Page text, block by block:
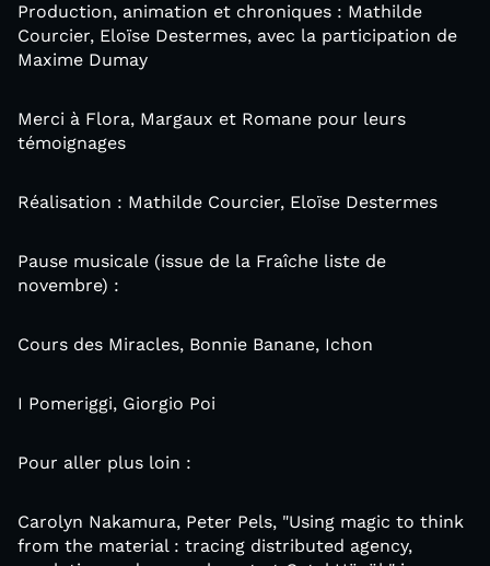
Production, animation et chroniques : Mathilde
Courcier, Eloïse Destermes, avec la participation de
Maxime Dumay
Merci à Flora, Margaux et Romane pour leurs
témoignages
Réalisation : Mathilde Courcier, Eloïse Destermes
Pause musicale (issue de la Fraîche liste de
novembre) :
Cours des Miracles, Bonnie Banane, Ichon
I Pomeriggi, Giorgio Poi
Pour aller plus loin :
Carolyn Nakamura, Peter Pels, "Using magic to think
from the material : tracing distributed agency,